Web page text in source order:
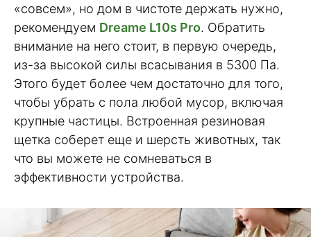
«совсем», но дом в чистоте держать нужно,
рекомендуем Dreame L10s Pro. Обратить
внимание на него стоит, в первую очередь,
из-за высокой силы всасывания в 5300 Па.
Этого будет более чем достаточно для того,
чтобы убрать с пола любой мусор, включая
крупные частицы. Встроенная резиновая
щетка соберет еще и шерсть животных, так
что вы можете не сомневаться в
эффективности устройства.